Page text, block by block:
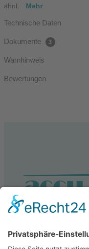
ähnl… Mehr
Technische Daten
Dokumente 3
Warnhinweis
Bewertungen
Service